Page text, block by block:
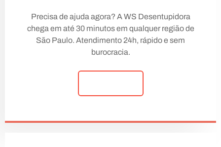
Precisa de ajuda agora? A WS Desentupidora
chega em até 30 minutos em qualquer região de
São Paulo. Atendimento 24h, rápido e sem
burocracia.